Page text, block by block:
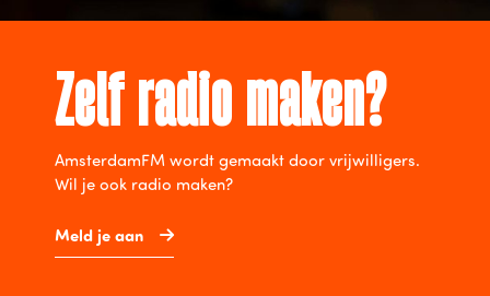
Zelf radio maken?
AmsterdamFM wordt gemaakt door vrijwilligers.
Wil je ook radio maken?
Meld je aan